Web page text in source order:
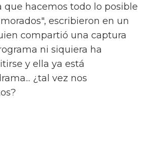
que hacemos todo lo posible
escribieron en un
compartió una captura
ni siquiera ha
y ella ya está
¿tal vez nos